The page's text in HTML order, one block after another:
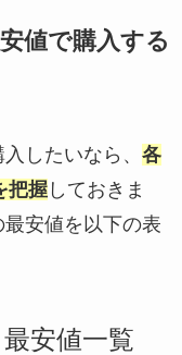
値で購入する
したいなら、 各
把握しておきま
安値を以下の表
安値一覧